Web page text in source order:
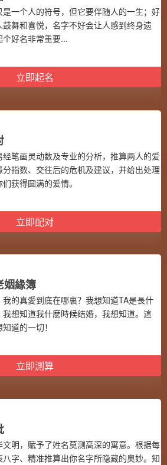
是一个人的符号，但它要伴随人的一生；好
鼓舞和喜悦，名字不好会让人感到终身遗
好名非常重要...
立即起名
经笔画灵动数及专业的分析，推算两人的爱
分指数、交往后的危机及建议，并给出处理
获得圆满的爱情。
立即配对
姻緣簿
我的真愛到底在哪裏？我想知道TA是長什
我想知道我什麽時候结婚，我想知道。這
道的一切！
立即測算
文明，赋予了姓名莫测高深的寓意。根据每
八字、精准推算出你名字所隐藏的奥妙。知